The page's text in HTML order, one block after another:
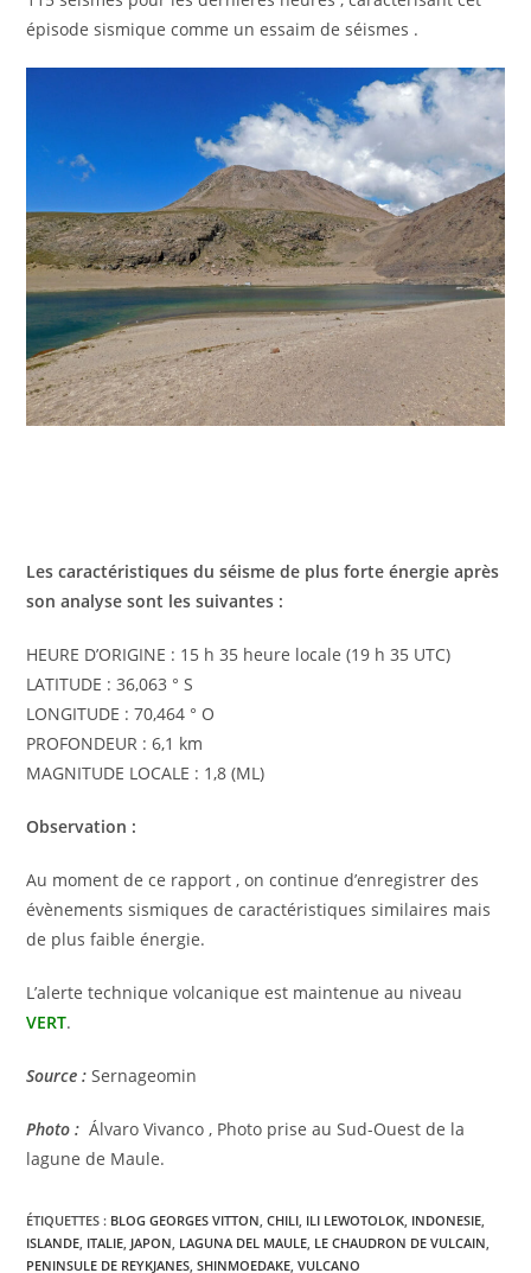
épisode sismique comme un essaim de séismes .
Les caractéristiques du séisme de plus forte énergie après
son analyse sont les suivantes :
HEURE D’ORIGINE : 15 h 35 heure locale (19 h 35 UTC)
LATITUDE : 36,063 ° S
LONGITUDE : 70,464 ° O
PROFONDEUR : 6,1 km
MAGNITUDE LOCALE : 1,8 (ML)
Observation :
Au moment de ce rapport , on continue d’enregistrer des
évènements sismiques de caractéristiques similaires mais
de plus faible énergie.
L’alerte technique volcanique est maintenue au niveau
VERT.
Source : Sernageomin
Photo :Álvaro Vivanco , Photo prise au Sud-Ouest de la
lagune de Maule.
ÉTIQUETTES : BLOG GEORGES VITTON, CHILI, ILI LEWOTOLOK, INDONESIE,
ISLANDE, ITALIE, JAPON, LAGUNA DEL MAULE, LE CHAUDRON DE VULCAIN,
PENINSULE DE REYKJANES, SHINMOEDAKE, VULCANO